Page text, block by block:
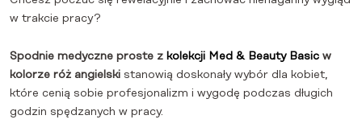
w trakcie pracy?
Spodnie medyczne proste z kolekcji Med & Beauty Basic w
kolorze róż angielski stanowią doskonały wybór dla kobiet,
które cenią sobie profesjonalizm i wygodę podczas długich
godzin spędzanych w pracy.